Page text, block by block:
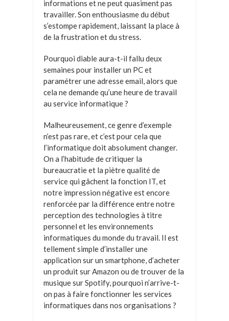
informations et ne peut quasiment pas
travailler. Son enthousiasme du début
s’estompe rapidement, laissant la place à
de la frustration et du stress.
Pourquoi diable aura-t-il fallu deux
semaines pour installer un PC et
paramétrer une adresse email, alors que
cela ne demande qu’une heure de travail
au service informatique ?
Malheureusement, ce genre d’exemple
n’est pas rare, et c’est pour cela que
l’informatique doit absolument changer.
On a l’habitude de critiquer la
bureaucratie et la piètre qualité de
service qui gâchent la fonction IT, et
notre impression négative est encore
renforcée par la différence entre notre
perception des technologies à titre
personnel et les environnements
informatiques du monde du travail. Il est
tellement simple d’installer une
application sur un smartphone, d’acheter
un produit sur Amazon ou de trouver de la
musique sur Spotify, pourquoi n’arrive-t-
on pas à faire fonctionner les services
informatiques dans nos organisations ?